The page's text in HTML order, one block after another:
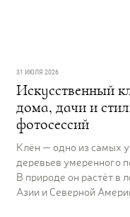
31 ИЮЛЯ 2026
Искусственный
дома, дачи и
фотосессий
Клён — одно из самых
деревьев умеренного
В природе он растёт в
Азии и Северной